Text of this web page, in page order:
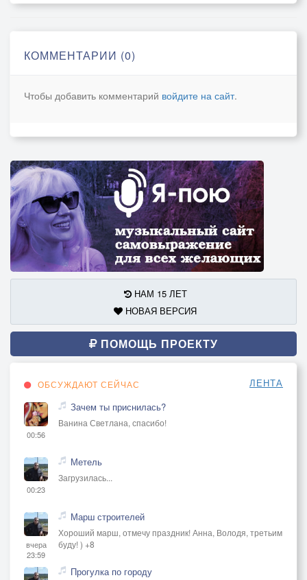
КОММЕНТАРИИ (0)
Чтобы добавить комментарий войдите на сайт.
НАМ 15 ЛЕТ
НОВАЯ ВЕРСИЯ
ПОМОЩЬ ПРОЕКТУ
ОБСУЖДАЮТ СЕЙЧАС ЛЕНТА
00:56
Зачем ты приснилась?
Ванина Светлана, спасибо!
00:23
Метель
Загрузилась...
вчера
23:59
Марш строителей
Хороший марш, отмечу праздник! Анна, Володя, третьим
буду! ) +8
Прогулка по городу